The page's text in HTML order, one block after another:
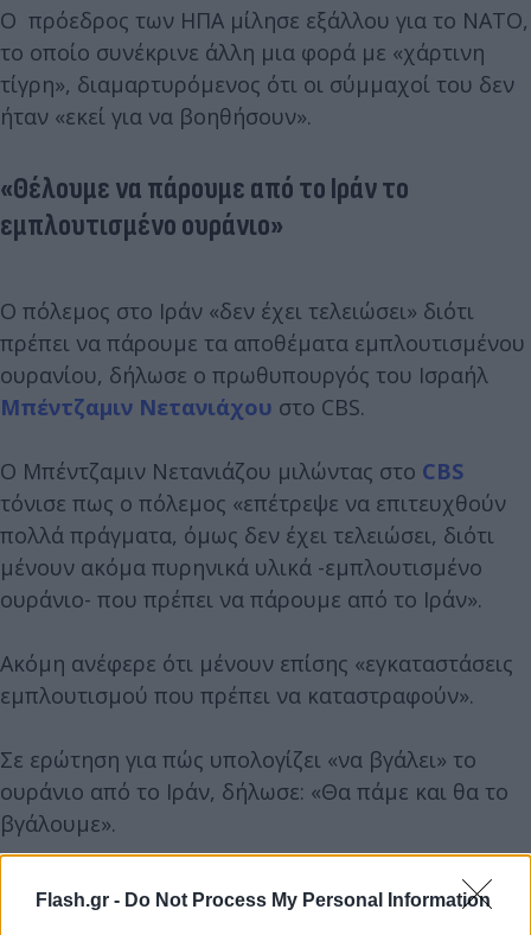
Flash.gr - Do Not Process My Personal Information
Ο πρόεδρος των ΗΠΑ μίλησε εξάλλου για το ΝΑΤΟ,
το οποίο συνέκρινε άλλη μια φορά με «χάρτινη
τίγρη», διαμαρτυρόμενος ότι οι σύμμαχοί του δεν
ήταν «εκεί για να βοηθήσουν».
«Θέλουμε να πάρουμε από το Ιράν το
εμπλουτισμένο ουράνιο»
Ο πόλεμος στο Ιράν «δεν έχει τελειώσει» διότι
πρέπει να πάρουμε τα αποθέματα εμπλουτισμένου
ουρανίου, δήλωσε ο πρωθυπουργός του Ισραήλ
Μπέντζαμιν Νετανιάχου στο CBS.
Ο Μπέντζαμιν Νετανιάζου μιλώντας στο CBS
τόνισε πως ο πόλεμος «επέτρεψε να επιτευχθούν
πολλά πράγματα, όμως δεν έχει τελειώσει, διότι
μένουν ακόμα πυρηνικά υλικά -εμπλουτισμένο
ουράνιο- που πρέπει να πάρουμε από το Ιράν».
Ακόμη ανέφερε ότι μένουν επίσης «εγκαταστάσεις
εμπλουτισμού που πρέπει να καταστραφούν».
Σε ερώτηση για πώς υπολογίζει «να βγάλει» το
ουράνιο από το Ιράν, δήλωσε: «Θα πάμε και θα το
βγάλουμε».
«Αυτό που ο πρόεδρος Τραμπ μού είπε είναι: ‘θέλω
να πάω’. Και πιστεύω ότι είναι πρακτικά δυνατό.